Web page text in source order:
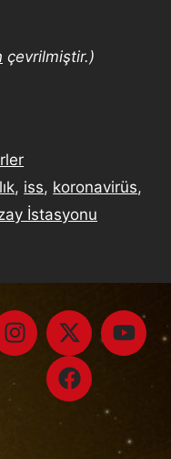
çevrilmiştir.)
, iss, koronavirüs,
İstasyonu